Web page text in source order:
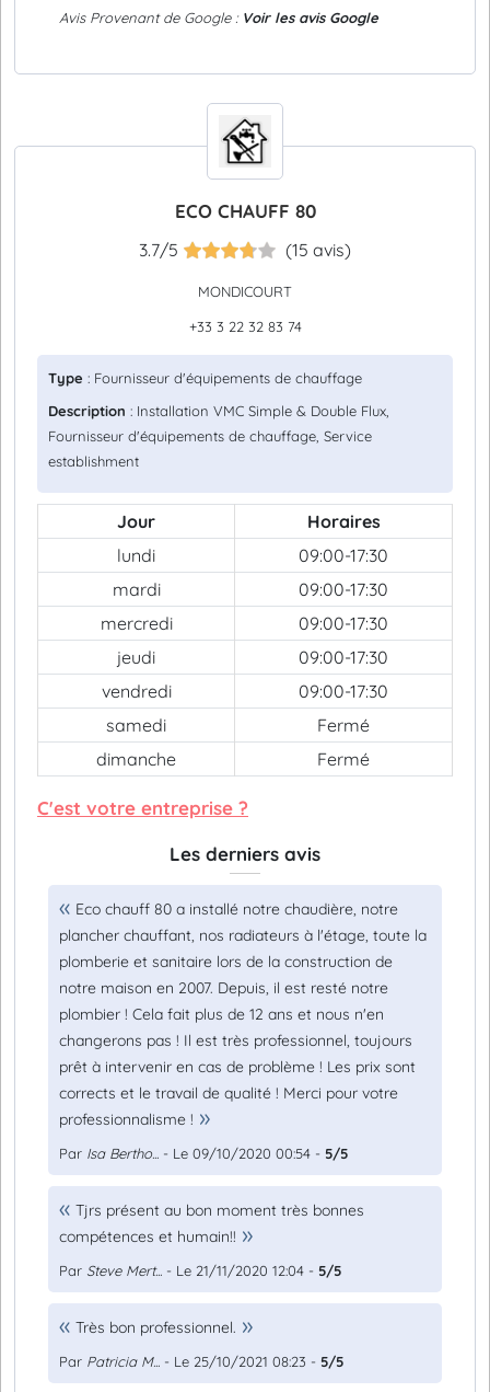
Avis Provenant de Google : Voir les avis Google
ECO CHAUFF 80
3.7/5 (15 avis)
MONDICOURT
+33 3 22 32 83 74
Type : Fournisseur d'équipements de chauffage
Description : Installation VMC Simple & Double Flux,
Fournisseur d'équipements de chauffage, Service
establishment
Jour
Horaires
lundi
09:00-17:30
mardi
09:00-17:30
mercredi
09:00-17:30
jeudi
09:00-17:30
vendredi
09:00-17:30
samedi
Fermé
dimanche
Fermé
C'est votre entreprise ?
Les derniers avis
Eco chauff 80 a installé notre chaudière, notre
plancher chauffant, nos radiateurs à l'étage, toute la
plomberie et sanitaire lors de la construction de
notre maison en 2007. Depuis, il est resté notre
plombier ! Cela fait plus de 12 ans et nous n'en
changerons pas ! Il est très professionnel, toujours
prêt à intervenir en cas de problème ! Les prix sont
corrects et le travail de qualité ! Merci pour votre
professionnalisme !
Par Isa Bertho... - Le 09/10/2020 00:54 - 5/5
Tjrs présent au bon moment très bonnes
compétences et humain!!
Par Steve Mert... - Le 21/11/2020 12:04 - 5/5
Très bon professionnel.
Par Patricia M... - Le 25/10/2021 08:23 - 5/5